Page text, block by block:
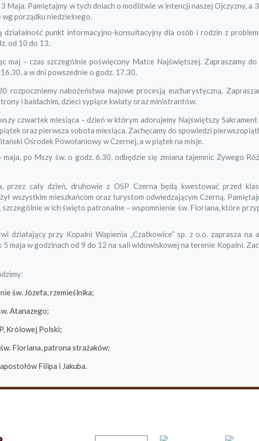
Pamiętajmy w tych dniach o modlitwie w intencji naszej Ojczyzny, a
porządku niedzielnego.
działalność punkt informacyjno-konsultacyjny dla osób i rodzin z
od 10 do 13.
maj – czas szczególnie poświęcony Matce Najświętszej. Zapraszamy do
a w dni powszednie o godz. 17.30.
rozpoczniemy nabożeństwa majowe procesją eucharystyczną.
i baldachim, dzieci sypiące kwiaty oraz ministrantów.
czwartek miesiąca – dzień w którym adorujemy Najświętszy Sakrament
oraz pierwsza sobota miesiąca. Zachęcamy do spowiedzi
Ośrodek Powołaniowy w Czernej, a w piątek na misje.
po Mszy św. o godz. 6.30, odbędzie się zmiana tajemnic Żywego
przez cały dzień, druhowie z OSP Czerna będą kwestować przed
wszystkim mieszkańcom oraz turystom odwiedzającym Czerną.
w ich święto patronalne – wspomnienie św. Floriana, które
działający przy Kopalni Wapienia „Czatkowice” sp. z o.o. zaprasza na
maja w godzinach od 9 do 12 na sali widowiskowej na terenie Kopalni.
św. Józefa, rzemieślnika;
Atanazego;
Królowej Polski;
Floriana, patrona strażaków;
Filipa i Jakuba.